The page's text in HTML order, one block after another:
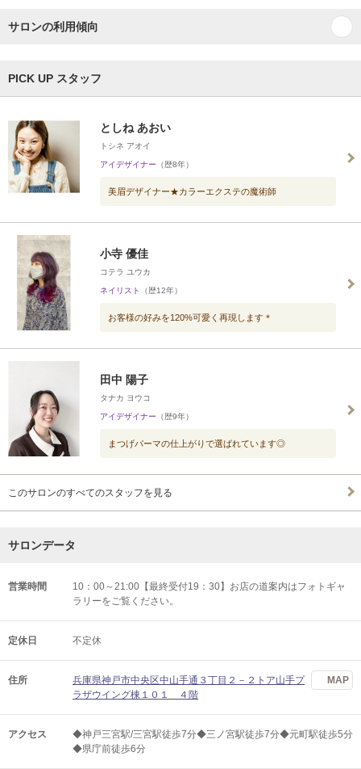
サロンの利用傾向
PICK UP スタッフ
としね あおい
トシネ アオイ
アイデザイナー （歴8年）
美眉デザイナー★カラーエクステの魔術師
小寺 優佳
コテラ ユウカ
ネイリスト （歴12年）
お客様の好みを120%可愛く再現します＊
田中 陽子
タナカ ヨウコ
アイデザイナー （歴9年）
まつげパーマの仕上がりで選ばれています◎
このサロンのすべてのスタッフを見る
サロンデータ
営業時間
10：00～21:00【最終受付19：30】お店の道案内はフォトギャ
ラリーをご覧ください。
定休日 不定休
住所
兵庫県神戸市中央区中山手通３丁目２－２トア山手プ
ラザウイング棟１０１ ４階
MAP
アクセス
◆神戸三宮駅/三宮駅徒歩7分◆三ノ宮駅徒歩7分◆元町駅徒歩5分
◆県庁前徒歩6分